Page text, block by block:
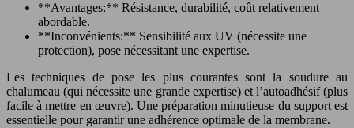
**Avantages:** Résistance, durabilité, coût relativement
abordable.
**Inconvénients:** Sensibilité aux UV (nécessite une
protection), pose nécessitant une expertise.
Les techniques de pose les plus courantes sont la soudure au
chalumeau (qui nécessite une grande expertise) et l’autoadhésif (plus
facile à mettre en œuvre). Une préparation minutieuse du support est
essentielle pour garantir une adhérence optimale de la membrane.